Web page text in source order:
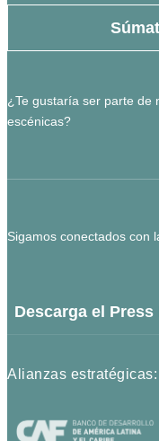
¿Te gustaría ser parte de
escénicas?
Sigamos conectados con
Descarga el Press
Alianzas estratégicas: